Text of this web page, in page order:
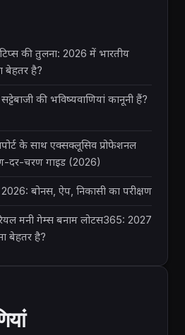
की तुलना: 2026 में भारतीय
बेहतर है?
की भविष्यवाणियां कानूनी हैं?
के साथ एक्सक्लूसिव प्रोफेशनल
दर-चरण गाइड (2026)
बोनस, ऐप, निकासी का परीक्षण
मनी गेम्स बनाम लोटस365: 2027
बेहतर है?